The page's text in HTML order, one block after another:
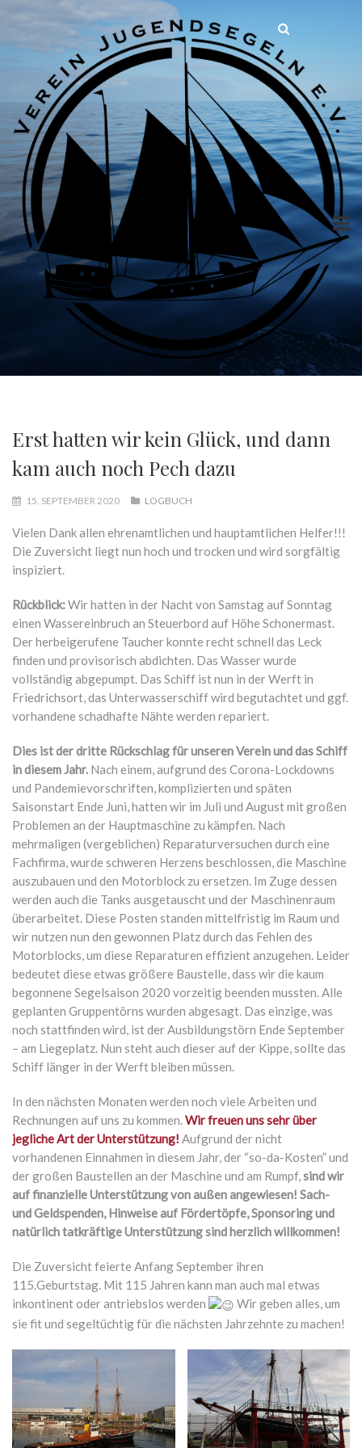
Erst hatten wir kein Glück, und dann
kam auch noch Pech dazu
15. SEPTEMBER 2020 LOGBUCH
Vielen Dank allen ehrenamtlichen und hauptamtlichen Helfer!!!
Die Zuversicht liegt nun hoch und trocken und wird sorgfältig
inspiziert.
Rückblick:Wir hatten in der Nacht von Samstag auf Sonntag
einen Wassereinbruch an Steuerbord auf Höhe Schonermast.
Der herbeigerufene Taucher konnte recht schnell das Leck
finden und provisorisch abdichten. Das Wasser wurde
vollständig abgepumpt. Das Schiff ist nun in der Werft in
Friedrichsort, das Unterwasserschiff wird begutachtet und ggf.
vorhandene schadhafte Nähte werden repariert.
Dies ist der dritte Rückschlag für unseren Verein und das Schiff
in diesem Jahr. Nach einem, aufgrund des Corona-Lockdowns
und Pandemievorschriften, komplizierten und späten
Saisonstart Ende Juni, hatten wir im Juli und August mit großen
Problemen an der Hauptmaschine zu kämpfen. Nach
mehrmaligen (vergeblichen) Reparaturversuchen durch eine
Fachfirma, wurde schweren Herzens beschlossen, die Maschine
auszubauen und den Motorblock zu ersetzen. Im Zuge dessen
werden auch die Tanks ausgetauscht und der Maschinenraum
überarbeitet. Diese Posten standen mittelfristig im Raum und
wir nutzen nun den gewonnen Platz durch das Fehlen des
Motorblocks, um diese Reparaturen effizient anzugehen. Leider
bedeutet diese etwas größere Baustelle, dass wir die kaum
begonnene Segelsaison 2020 vorzeitig beenden mussten. Alle
geplanten Gruppentörns wurden abgesagt. Das einzige, was
noch stattfinden wird, ist der Ausbildungstörn Ende September
– am Liegeplatz. Nun steht auch dieser auf der Kippe, sollte das
Schiff länger in der Werft bleiben müssen.
In den nächsten Monaten werden noch viele Arbeiten und
Rechnungen auf uns zu kommen.Wir freuen uns sehr über
jegliche Art der Unterstützung! Aufgrund der nicht
vorhandenen Einnahmen in diesem Jahr, der “so-da-Kosten” und
der großen Baustellen an der Maschine und am Rumpf,sind wir
auf finanzielle Unterstützung von außen angewiesen! Sach-
und Geldspenden, Hinweise auf Fördertöpfe, Sponsoring und
natürlich tatkräftige Unterstützung sind herzlich willkommen!
Die Zuversicht feierte Anfang September ihren
115.Geburtstag. Mit 115 Jahren kann man auch mal etwas
inkontinent oder antriebslos werden
Wir geben alles, um
sie fit und segeltüchtig für die nächsten Jahrzehnte zu machen!